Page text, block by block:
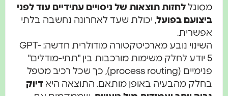
לחזות תוצאות של ניסויים עתידיים עוד לפני
בפועל , יכולת שעד לאחרונה נחשבה בלתי
השינוי נובע מארכיטקטורה מודולרית חדשה: GPT-
יודע לחלק משימות מורכבות בין "תתי-מודלים"
פנימיים (process routing), כך שכל רכיב מטפל
מהבעיה באופן מותאם. התוצאה היאדיוק